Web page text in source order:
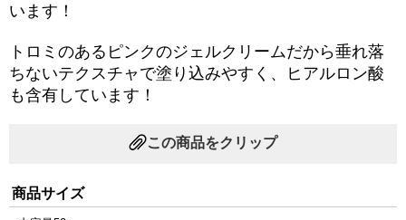
います！
トロミのあるピンクのジェルクリームだから垂れ落
ちないテクスチャで塗り込みやすく、ヒアルロン酸
も含有しています！
この商品をクリップ
商品サイズ